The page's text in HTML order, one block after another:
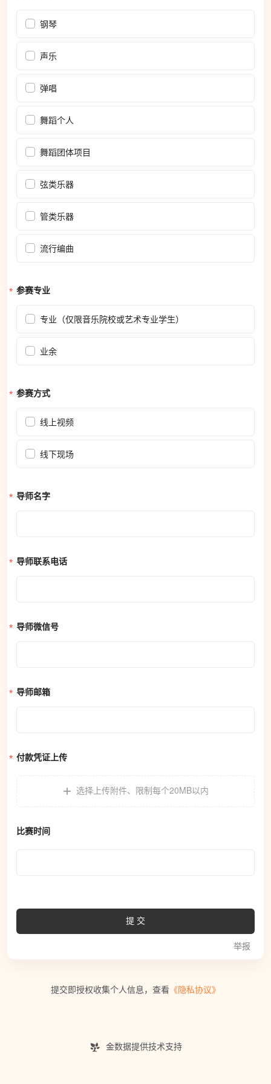
钢琴
声乐
弹唱
舞蹈个人
舞蹈团体项目
弦类乐器
管类乐器
流行编曲
参赛专业
专业（仅限音乐院校或艺术专业学生）
业余
参赛方式
线上视频
线下现场
导师名字
导师联系电话
导师微信号
导师邮箱
付款凭证上传
选择上传附件、 限制每个20MB以内
比赛时间
提交
举报
提交即授权收集个人信息，查看 《隐私协议》
金数据提供技术支持